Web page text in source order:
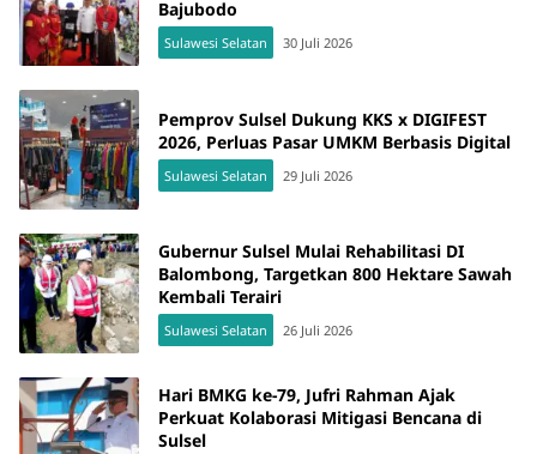
Bajubodo
Sulawesi Selatan 30 Juli 2026
Pemprov Sulsel Dukung KKS x DIGIFEST
2026, Perluas Pasar UMKM Berbasis Digital
Sulawesi Selatan 29 Juli 2026
Gubernur Sulsel Mulai Rehabilitasi DI
Balombong, Targetkan 800 Hektare Sawah
Kembali Terairi
Sulawesi Selatan 26 Juli 2026
Hari BMKG ke-79, Jufri Rahman Ajak
Perkuat Kolaborasi Mitigasi Bencana di
Sulsel